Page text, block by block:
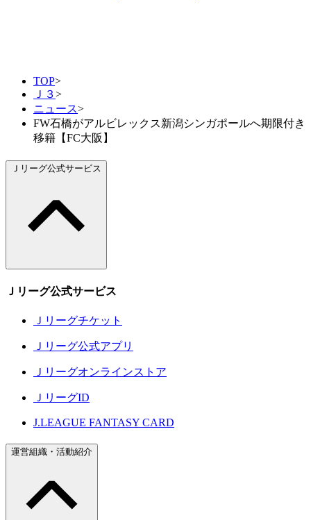
TOP>
Ｊ３>
ニュース>
FW石橋がアルビレックス新潟シンガポールへ期限付き
移籍【FC大阪】
Ｊリーグ公式サービス
Ｊリーグ公式サービス
Ｊリーグチケット
Ｊリーグ公式アプリ
Ｊリーグオンラインストア
ＪリーグID
J.LEAGUE FANTASY CARD
運営組織・活動紹介